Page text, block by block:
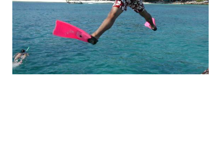
××˜×¨×§×¦×™×•×ª ×‘×ª××™×Œ× ×"